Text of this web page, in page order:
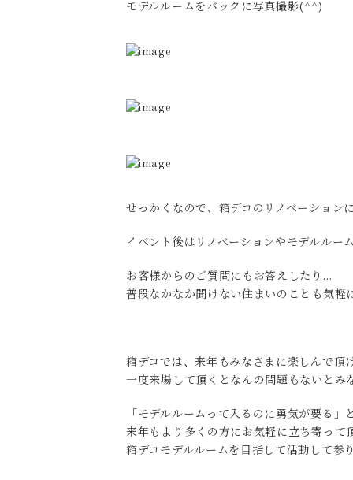
モデルルームをバックに写真撮影(^^)
せっかくなので、箱デコのリノベーション
イベント後はリノベーションやモデルルー
お客様からのご質問にもお答えしたり…
普段なかなか聞けない住まいのことも気軽
箱デコでは、来年もみなさまに楽しんで頂
一度来場して頂くとなんの問題もないとみ
「モデルルームって入るのに勇気が要る」
来年もより多くの方にお気軽に立ち寄って
箱デコモデルルームを目指して活動して参